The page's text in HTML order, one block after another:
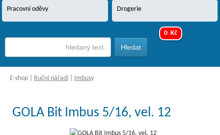
Pracovní oděvy Drogerie
0 Kč
E-shop Ruční nářadí Imbusy
GOLA Bit Imbus 5/16, vel. 12